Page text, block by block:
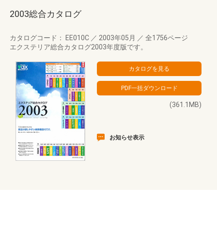
2003総合カタログ
カタログコード： EE010C ／ 2003年05月 ／ 全1756ページ
エクステリア総合カタログ2003年度版です。
(361.1MB)
お知らせ表示